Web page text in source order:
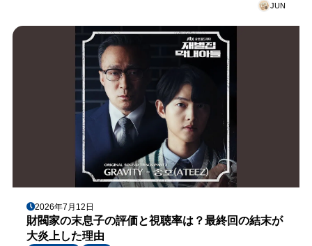
JUN
2026年7月12日
財閥家の末息子の評価と視聴率は？最終回の結末が
大炎上した理由